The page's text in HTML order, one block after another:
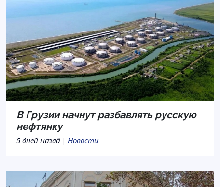
В Грузии начнут разбавлять русскую
нефтянку
5 дней назад | Новости